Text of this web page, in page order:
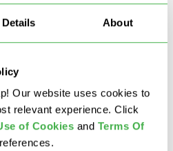
Details About
Our website uses cookies to
relevant experience. Click
se of Cookies and Terms Of
disposição vários filtros
facilmente entre
precisão os dados
de tempo de ciclo é uma
de análises